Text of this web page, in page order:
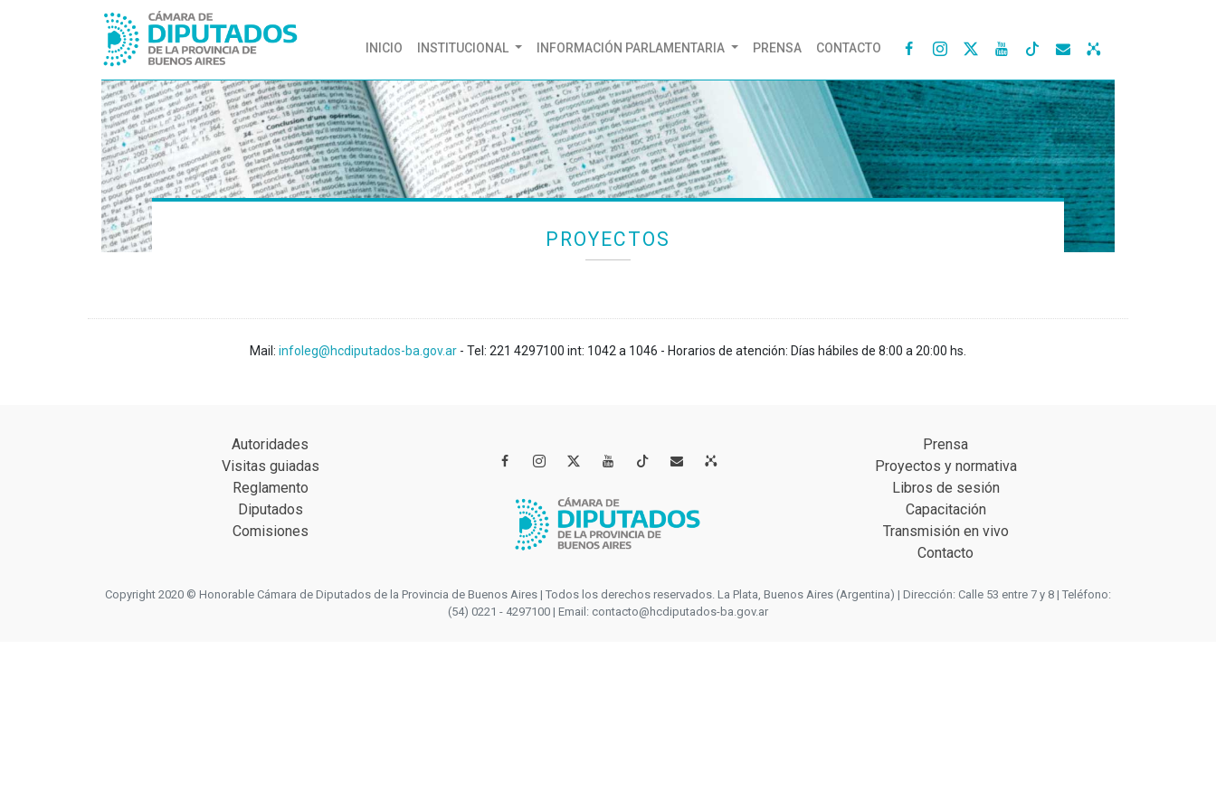
INICIO (CURRENT)
INSTITUCIONAL INFORMACIÓN PARLAMENTARIA PRENSA CONTACTO    
PROYECTOS
Mail: infoleg@hcdiputados-ba.gov.ar - Tel: 221 4297100 int: 1042 a 1046 - Horarios de atención: Días hábiles de 8:00 a 20:00 hs.
Autoridades
Visitas guiadas
Reglamento
Diputados
Comisiones
   
Prensa
Proyectos y normativa
Libros de sesión
Capacitación
Transmisión en vivo
Contacto
Copyright 2020 © Honorable Cámara de Diputados de la Provincia de Buenos Aires | Todos los derechos reservados. La Plata, Buenos Aires (Argentina) | Dirección: Calle 53 entre 7 y 8 | Teléfono:
(54) 0221 - 4297100 | Email: contacto@hcdiputados-ba.gov.ar